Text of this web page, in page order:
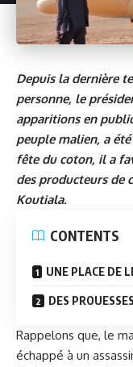
Depuis la dernière
personne, le
apparitions en
peuple malien, a
fête du coton, il a
des producteurs de
Koutiala.
CONTENTS
UNE PLACE DE
DES
Rappelons que, le
échappé à un